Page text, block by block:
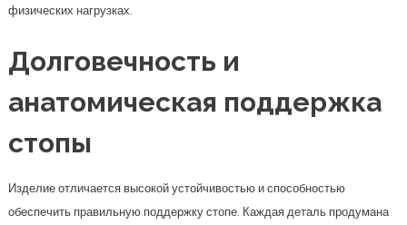
физических нагрузках.
Долговечность и
анатомическая поддержка
стопы
Изделие отличается высокой устойчивостью и способностью
обеспечить правильную поддержку стопе. Каждая деталь продумана